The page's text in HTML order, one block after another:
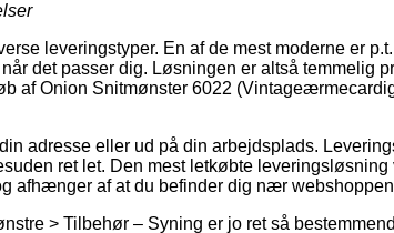
leveringstyper. En af de mest moderne er p.t.
det passer dig. Løsningen er altså temmelig
af Onion Snitmønster 6022
adresse eller ud på din arbejdsplads.
ret let. Den mest letkøbte leveringsløsning
afhænger af at du befinder dig nær
> Tilbehør – Syning er jo ret så